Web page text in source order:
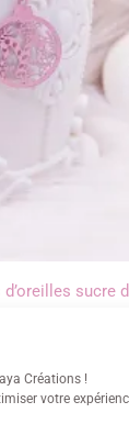
Créations !
votre
sucre